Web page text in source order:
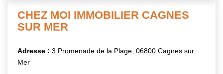
CHEZ MOI IMMOBILIER CAGNES
SUR MER
Adresse : 3 Promenade de la Plage, 06800 Cagnes sur
Mer